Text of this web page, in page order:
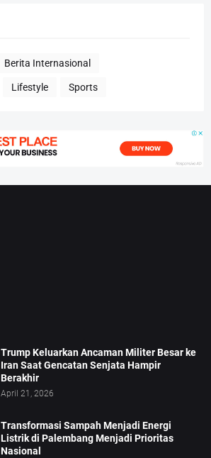
Berita Internasional
Lifestyle Sports
Trump Keluarkan Ancaman Militer Besar ke
Iran Saat Gencatan Senjata Hampir
Berakhir
April 21, 2026
Transformasi Sampah Menjadi Energi
Listrik di Palembang Menjadi Prioritas
Nasional